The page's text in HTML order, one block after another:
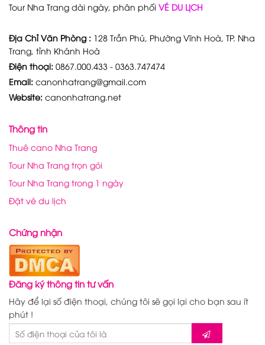
Tour Nha Trang dài ngày, phân phối VÉ DU LỊCH
Địa Chỉ Văn Phòng : 128 Trần Phú, Phường Vĩnh Hoà, TP. Nha
Trang, tỉnh Khánh Hoà
Điện thoại: 0867.000.433 - 0363.747474
Email: canonhatrang@gmail.com
Website: canonhatrang.net
Thông tin
Thuê cano Nha Trang
Tour Nha Trang trọn gói
Tour Nha Trang trong 1 ngày
Đặt vé du lịch
Chứng nhận
Đăng ký thông tin tư vấn
Hãy để lại số điện thoại, chúng tôi sẽ gọi lại cho bạn sau ít
phút !